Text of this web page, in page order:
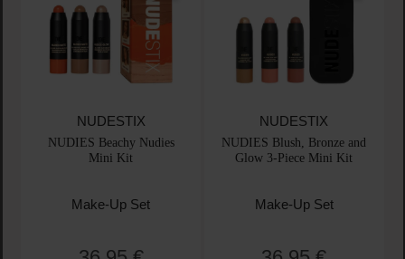
NUDESTIX
NUDIES Beachy Nudies
Mini Kit
Make-Up Set
Regulärer Preis:
NUDESTIX
NUDIES Blush, Bronze and
Glow 3-Piece Mini Kit
Make-Up Set
Regulärer Preis: